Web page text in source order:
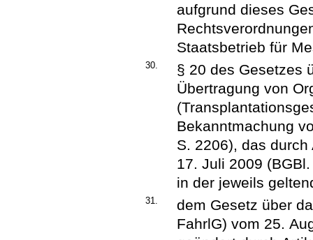
aufgrund dieses
Staatsbetrieb für
30.
§ 20 des Gesetzes
Übertragung von
Bekanntmachung
S. 2206), das
17. Juli 2009
in der jeweils
31.
dem Gesetz über
FahrlG) vom 25.